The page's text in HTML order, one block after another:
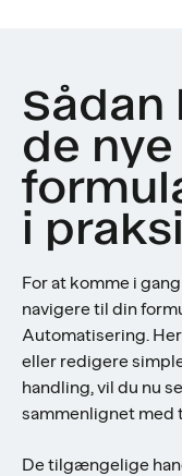
Sådan
de nye
i
For at komme i
navigere til din
Automatisering.
eller redigere
handling, vil du nu
sammenlignet med
De tilgængelige